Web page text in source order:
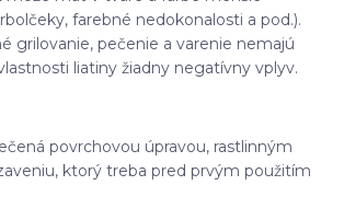
farebné nedokonalosti a pod.).
grilovanie, pečenie a varenie nemajú
liatiny žiadny negatívny vplyv.
povrchovou úpravou, rastlinným
ktorý treba pred prvým použitím